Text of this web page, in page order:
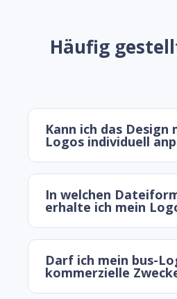
Häufig
Kann ich das Design
Logos individuell
In welchen
erhalte ich mein
Darf ich mein bus-
kommerzielle